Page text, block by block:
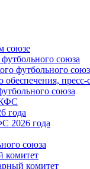
союзе
союза
футбольного
пресс-
союза
года
2026 года
союза
комитет
комитет